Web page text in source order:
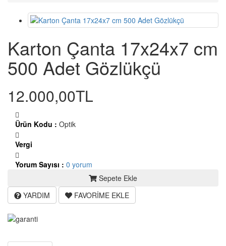
Karton Çanta 17x24x7 cm
500 Adet Gözlükçü
12.000,00TL
Ürün Kodu : Optik
Vergi
Yorum Sayısı : 0 yorum
Sepete Ekle
YARDIM
FAVORİME EKLE